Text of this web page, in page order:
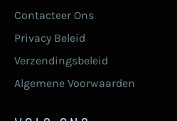
Contacteer Ons
Privacy Beleid
Verzendingsbeleid
Algemene Voorwaarden